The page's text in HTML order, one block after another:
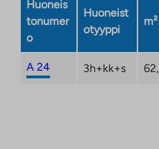
Huoneis
tonumer
o
Huoneist
otyyppi
m²
A 24 3h+kk+s